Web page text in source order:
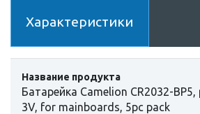
Характеристики
Название продукта
Батарейка Camelion CR2032-
3V, for mainboards, 5pc pack